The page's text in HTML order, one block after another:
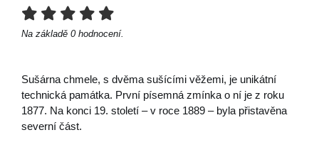
Na základě 0 hodnocení.
Sušárna chmele, s dvěma sušícími věžemi, je unikátní
technická památka. První písemná zmínka o ní je z roku
1877. Na konci 19. století – v roce 1889 – byla přistavěna
severní část.